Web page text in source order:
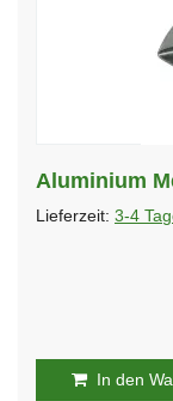
Aluminium
Lieferzeit: 3-4
In den